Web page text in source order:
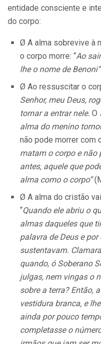
entidade consciente e
do corpo:
Ø A alma sobrevive à
o corpo morre: “Ao
lhe o nome de Benoni”
Ø Ao ressuscitar o
Senhor, meu Deus,
tornar a entrar nele. O
alma do menino
não pode morrer com
matam o corpo e não
antes, aquele que
alma como o corpo”
Ø A alma do cristão
“Quando ele abriu o
almas daqueles que
palavra de Deus e
sustentavam.
quando, ó Soberano
julgas, nem vingas o
sobre a terra? Então,
vestidura branca, e
ainda por pouco
completasse o